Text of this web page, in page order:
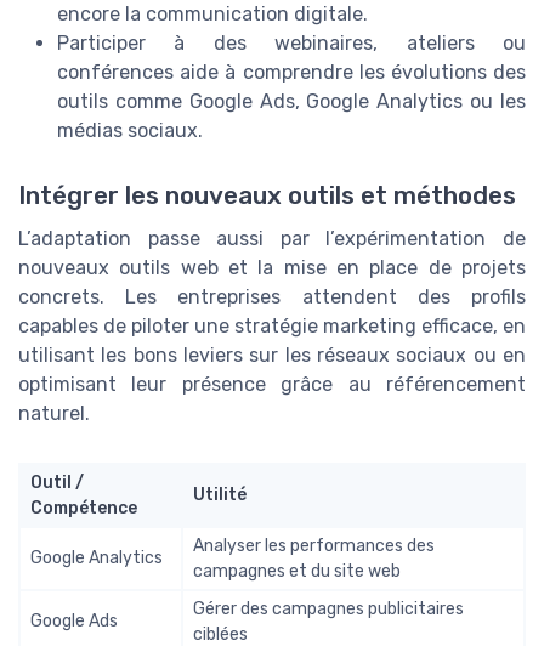
encore la communication digitale.
Participer à des webinaires, ateliers ou
conférences aide à comprendre les évolutions des
outils comme Google Ads, Google Analytics ou les
médias sociaux.
Intégrer les nouveaux outils et méthodes
L’adaptation passe aussi par l’expérimentation de
nouveaux outils web et la mise en place de projets
concrets. Les entreprises attendent des profils
capables de piloter une stratégie marketing efficace, en
utilisant les bons leviers sur les réseaux sociaux ou en
optimisant leur présence grâce au référencement
naturel.
Outil /
Compétence
Utilité
Google Analytics
Analyser les performances des
campagnes et du site web
Google Ads
Gérer des campagnes publicitaires
ciblées